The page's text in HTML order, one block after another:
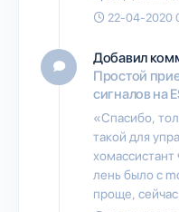
22-04-2020
Добавил
Простой
сигналов на
«Спасибо,
такой для
лень было с
проще,